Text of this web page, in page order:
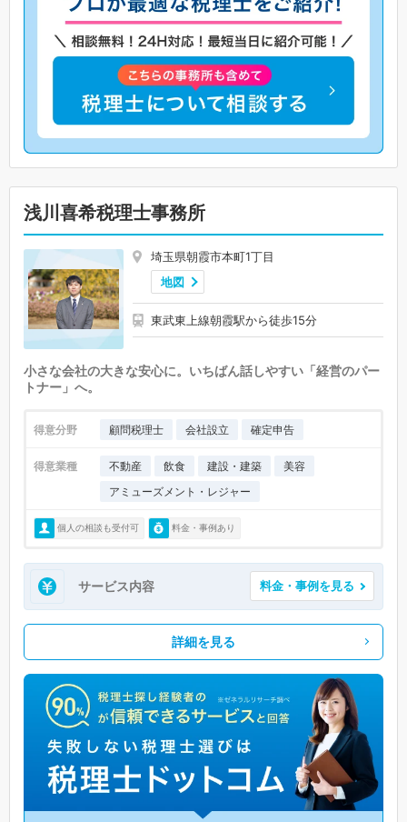
浅川喜希税理士事務所
埼玉県朝霞市本町1丁目
地図
東武東上線朝霞駅から徒歩15分
小さな会社の大きな安心に。いちばん話しやすい「経営のパー
トナー」へ。
得意分野 顧問税理士 会社設立 確定申告
得意業種 不動産 飲食 建設・建築
美容
アミューズメント・レジャー
個人の相談も受付可 料金・事例あり
サービス内容 料金・事例を見る
詳細を見る